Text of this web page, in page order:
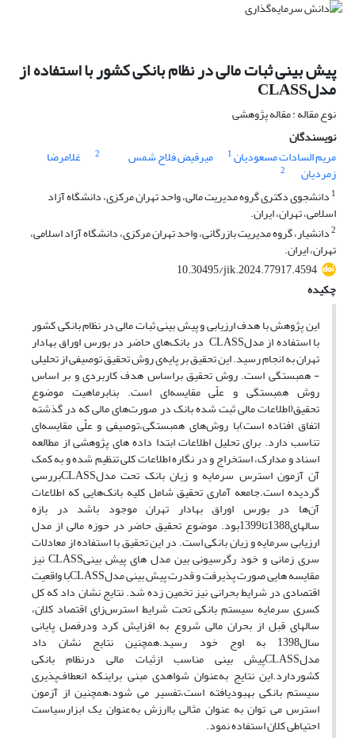
پیش بینی ثبات مالی در نظام بانکی کشور با استفاده از
مدل‎ CLASS
نوع مقاله : مقاله پژوهشی
نویسندگان
مریم السادات مسعودیان1 میرفیض فلاح شمس 2 غلامرضا
زمردیان
2
1 دانشجوی دکتری گروه مدیریت مالی، واحد تهران مرکزی، دانشگاه آزاد
اسلامی، تهران، ایران.
2دانشیار، گروه مدیریت بازرگانی، واحد تهران مرکزی، دانشگاه آزاد اسلامی،
تهران، ایران.
10.30495/jik.2024.77917.4594
چکیده
این پژوهش با هدف ارزیابی و پیش بینی ثبات مالی در نظام بانکی کشور
با استفاده از مدل‎ CLASS در بانک‌های حاضر در بورس اوراق بهادار
تهران به انجام رسید. این تحقیق بر پایه‌ی روش تحقیق توصیفی از تحلیلی
- همبستگی است. روش تحقیق براساس هدف کاربردی و بر اساس
روش همبستگی و علّی مقایسه‌ای است. بنابرماهیت موضوع
تحقیق(اطلاعات مالی ثبت شده بانک در صورت‌های مالی که در گذشته
اتفاق افتاده است)با روش‌های همبستگی،توصیفی و علّی مقایسه‌ای
تناسب دارد. برای تحلیل اطلاعات ابتدا داده های پژوهشی از مطالعه
اسناد و مدارک، استخراج و در نگاره اطلاعات کلی تنظیم شده و به کمک
آن آزمون استرس سرمایه و زیان بانک تحت مدلCLASSبررسی
گردیده است.جامعه آماری تحقیق شامل کلیه بانک‌هایی که اطلاعات
آن‌ها در بورس اوراق بهادار تهران موجود باشد در بازه
سال‎های1388تا1399بود. موضوع تحقیق حاضر در حوزه مالی از مدل
ارزیابی سرمایه و زیان بانکی است. در این تحقیق با استفاده از معادلات
سری زمانی و خود رگرسیونی بین مدل های پیش بینیCLASS نیز
مقایسه هایی صورت پذیرفت و قدرت پیش بینی مدلCLASSبا واقعیت
اقتصادی در شرایط بحرانی نیز تخمین زده شد. نتایج نشان داد که کل
کسری سرمایه سیستم بانکی تحت شرایط استرس‌زای اقتصاد کلان،
سالهای قبل از بحران مالی شروع به افزایش کرد ودرفصل پایانی
سال1398 به اوج خود رسید.همچنین نتایج نشان داد
مدلCLASSپیش بینی مناسب ازثبات مالی درنظام بانکی
کشوردارد.این نتایج به‌عنوان شواهدی مبنی براینکه انعطاف‌پذیری
سیستم بانکی بهبودیافته است،تفسیر می شود،همچنین از آزمون
استرس می توان به عنوان مثالی باارزش به‌عنوان یک ابزارسیاست
احتیاطی کلان استفاده نمود.